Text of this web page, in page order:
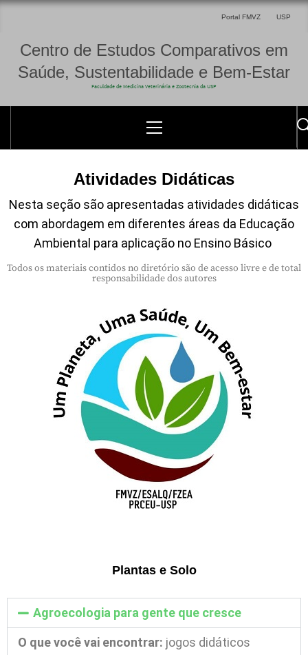
Portal FMVZ USP
Centro de Estudos Comparativos em
Saúde, Sustentabilidade e Bem-Estar
Faculdade de Medicina Veterinária e Zootecnia da USP
Atividades Didáticas
Nesta seção são apresentadas atividades didáticas
com abordagem em diferentes áreas da Educação
Ambiental para aplicação no Ensino Básico
Todos os materiais contidos no diretório são de acesso livre e de total
responsabilidade dos autores
Plantas e Solo
Agroecologia para gente que cresce
O que você vai encontrar: jogos didáticos